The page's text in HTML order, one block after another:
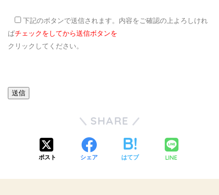
下記のボタンで送信されます。内容をご確認の上よろしけれ
ばチェックをしてから送信ボタンを
クリックしてください。
SHARE
ポスト シェア はてブ LINE